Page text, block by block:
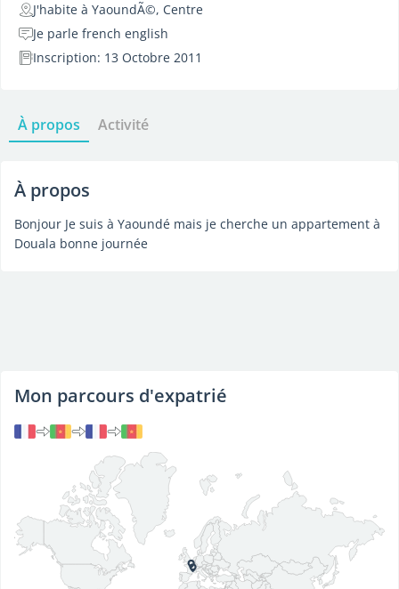
J'habite à YaoundÃ©, Centre
Je parle french english
Inscription: 13 Octobre 2011
À propos Activité
À propos
Bonjour Je suis à Yaoundé mais je cherche un appartement à
Douala bonne journée
Mon parcours d'expatrié